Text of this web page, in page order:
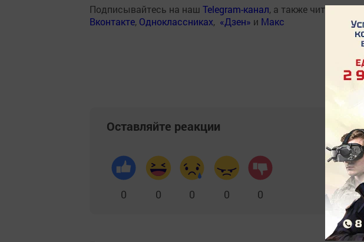
Подписывайтесь на наш Telegram-канал, а также читайте нас
Вконтакте, Одноклассниках, «Дзен» и Макс
Оставляйте реакции
0 0 0 0 0